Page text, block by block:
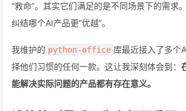
“救命”。其实它们满足的是不同场景下的需求
纠结哪个AI产品更“优越”。
我维护的 python-office 库最近接入了多个
择他们习惯的任何一款。这让我深刻体会到：
能解决实际问题的产品都有存在意义。